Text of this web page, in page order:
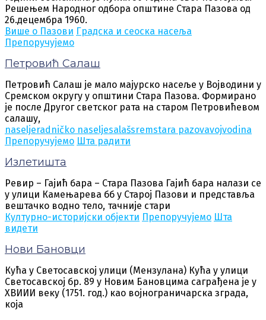
Решењем Народног одбора општине Стара Пазова од
26.децембра 1960.
Више о Пазови Градска и сеоска насеља
Препоручујемо
Петровић Салаш
Петровић Салаш је мало мајурско насеље у Војводини у
Сремском округу у општини Стара Пазова. Формирано
је после Другог светског рата на старом Петровићевом
салашу,
naseljeradničko naseljesalašsremstara pazovavojvodina
Препоручујемо Шта радити
Излетишта
Ревир – Гајић бара – Стара Пазова Гајић бара налази се
у улици Камењарева бб у Старој Пазови и представља
вештачко водно тело, тачније стари
Културно-историјски објекти Препоручујемо Шта
видети
Нови Бановци
Кућа у Светосавској улици (Мензулана) Кућа у улици
Светосавској бр. 89 у Новим Бановцима саграђена је у
XВИИИ веку (1751. год.) као војнограничарска зграда,
која